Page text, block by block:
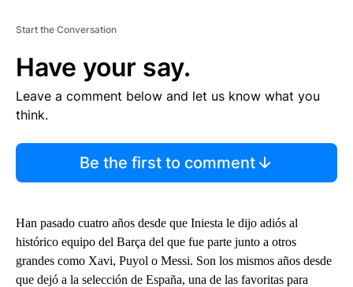
Start the Conversation
Have your say.
Leave a comment below and let us know what you
think.
Be the first to comment
Han pasado cuatro años desde que Iniesta le dijo adiós al
histórico equipo del Barça del que fue parte junto a otros
grandes como Xavi, Puyol o Messi. Son los mismos años desde
que dejó a la selección de España, una de las favoritas para